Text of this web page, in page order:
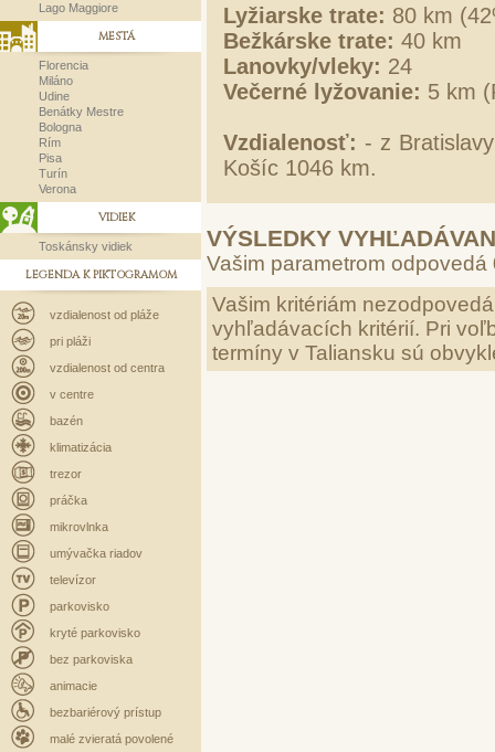
Lago Maggiore
MESTÁ
Florencia
Miláno
Udine
Benátky Mestre
Bologna
Rím
Pisa
Turín
Verona
VIDIEK
Toskánsky vidiek
LEGENDA K PIKTOGRAMOM
vzdialenost od pláže
pri pláži
vzdialenost od centra
v centre
bazén
klimatizácia
trezor
práčka
mikrovlnka
umývačka riadov
televízor
parkovisko
kryté parkovisko
bez parkoviska
animacie
bezbariérový prístup
malé zvieratá povolené
Lyžiarske trate: 80 km
Bežkárske trate: 40 km
Lanovky/vleky: 24
Večerné lyžovanie: 5 km
Vzdialenosť: - z
Košíc 1046 km.
VÝSLEDKY
Vašim parametrom odpovedá
Vašim kritériám
vyhľadávacích kritérií. Pri
termíny v Taliansku sú